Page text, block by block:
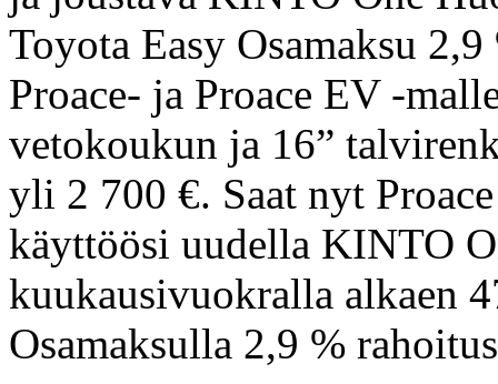
Toyota Easy Osamaksu
Proace- ja Proace EV -
vetokoukun ja 16”
yli 2 700 €. Saat nyt
käyttöösi uudella KINTO
kuukausivuokralla alkaen
Osamaksulla 2,9 %